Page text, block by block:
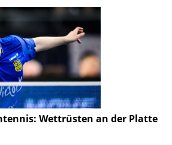
Wettrüsten an der Platte